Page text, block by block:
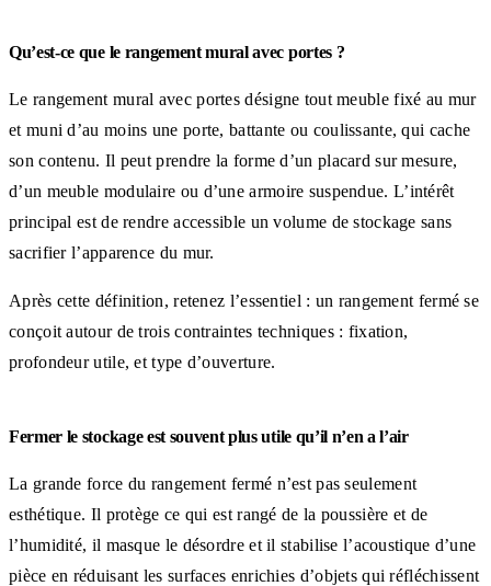
Qu’est-ce que le rangement mural avec portes ?
Le rangement mural avec portes désigne tout meuble fixé au mur
et muni d’au moins une porte, battante ou coulissante, qui cache
son contenu. Il peut prendre la forme d’un placard sur mesure,
d’un meuble modulaire ou d’une armoire suspendue. L’intérêt
principal est de rendre accessible un volume de stockage sans
sacrifier l’apparence du mur.
Après cette définition, retenez l’essentiel : un rangement fermé se
conçoit autour de trois contraintes techniques : fixation,
profondeur utile, et type d’ouverture.
Fermer le stockage est souvent plus utile qu’il n’en a l’air
La grande force du rangement fermé n’est pas seulement
esthétique. Il protège ce qui est rangé de la poussière et de
l’humidité, il masque le désordre et il stabilise l’acoustique d’une
pièce en réduisant les surfaces enrichies d’objets qui réfléchissent